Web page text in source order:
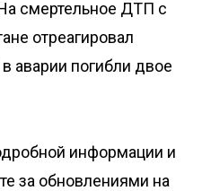
смертельное ДТП с
отреагировал
аварии погибли двое
информации и
за обновлениями на